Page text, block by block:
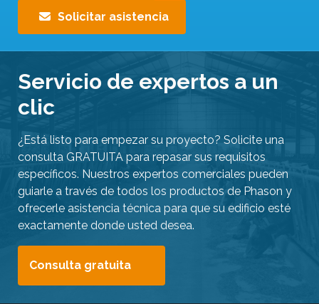
Solicitar asistencia
Servicio de expertos a un
clic
¿Está listo para empezar su proyecto? Solicite una
consulta GRATUITA para repasar sus requisitos
específicos. Nuestros expertos comerciales pueden
guiarle a través de todos los productos de Phason y
ofrecerle asistencia técnica para que su edificio esté
exactamente donde usted desea.
Consulta gratuita